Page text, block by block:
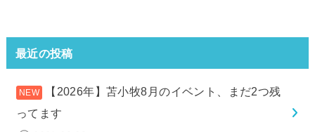
最近の投稿
【2026年】苫小牧8月のイベント、まだ2つ残
ってます